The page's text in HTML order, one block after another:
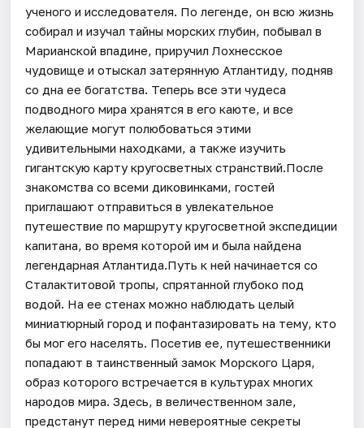
ученого и исследователя. По легенде, он всю жизнь
собирал и изучал тайны морских глубин, побывал в
Марианской впадине, приручил Лохнесское
чудовище и отыскал затерянную Атлантиду, подняв
со дна ее богатства. Теперь все эти чудеса
подводного мира хранятся в его каюте, и все
желающие могут полюбоваться этими
удивительными находками, а также изучить
гигантскую карту кругосветных странствий.После
знакомства со всеми диковинками, гостей
приглашают отправиться в увлекательное
путешествие по маршруту кругосветной экспедиции
капитана, во время которой им и была найдена
легендарная Атлантида.Путь к ней начинается со
Сталактитовой тропы, спрятанной глубоко под
водой. На ее стенах можно наблюдать целый
миниатюрный город и пофантазировать на тему, кто
бы мог его населять. Посетив ее, путешественники
попадают в таинственный замок Морского Царя,
образ которого встречается в культурах многих
народов мира. Здесь, в величественном зале,
предстанут перед ними невероятные секреты